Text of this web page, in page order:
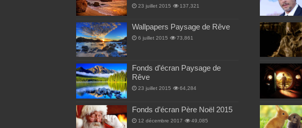
23 juillet 2015 137,321
Wallpapers Paysage de Rêve
6 juillet 2015 73,861
Fonds d’écran Paysage de
Rêve
23 juillet 2015 64,284
Fonds d’écran Père Noël 2015
12 décembre 2017 49,085